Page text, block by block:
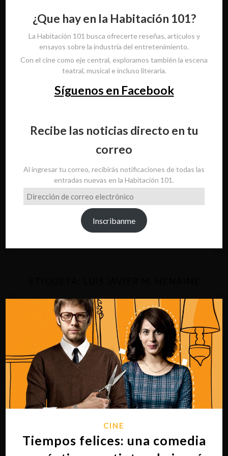
¿Que hay en la Habitación 101?
La Habitación 101 busca ofrecerte reseñas, artículos y
ensayos sobre la industria del entretenimiento.
Con el cine como eje central, exploramos también la escena
teatral, musical e incluso literaria.
Síguenos en Facebook
Recibe las noticias directo en tu
correo
Al ingresar tu correo, recibirás notificaciones de todas las
entradas nuevas en la Habitación 101.
Dirección
de
Inscribanme
CINE
Tiempos felices: una comedia